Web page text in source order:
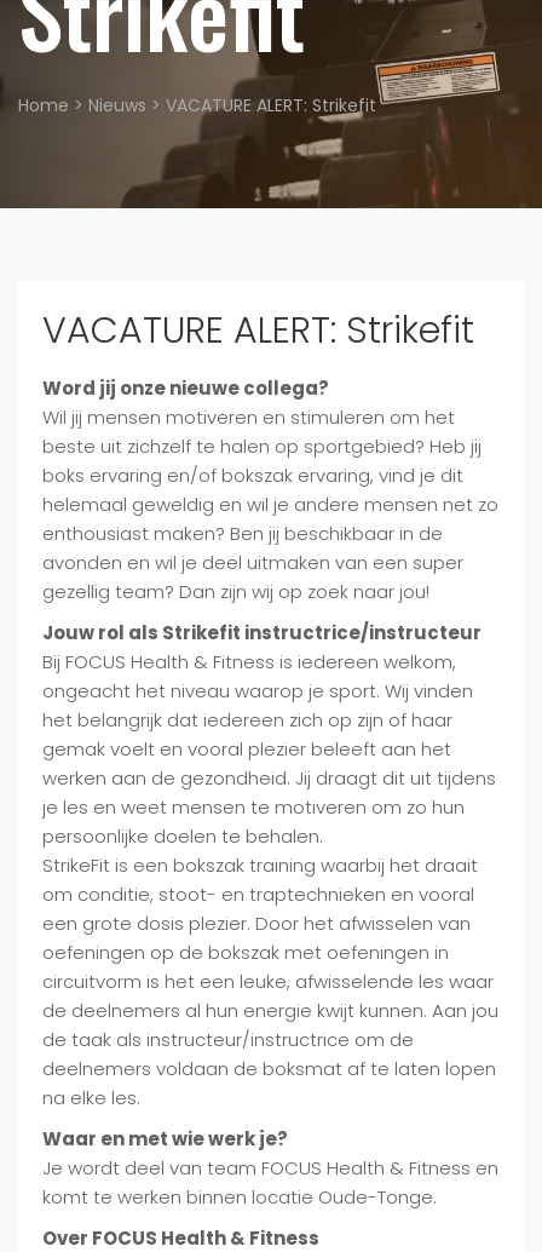
Home > Nieuws > VACATURE ALERT: Strikefit
VACATURE ALERT: Strikefit
Word jij onze nieuwe collega?
Wil jij mensen motiveren en stimuleren om het
beste uit zichzelf te halen op sportgebied? Heb jij
boks ervaring en/of bokszak ervaring, vind je dit
helemaal geweldig en wil je andere mensen net zo
enthousiast maken? Ben jij beschikbaar in de
avonden en wil je deel uitmaken van een super
gezellig team? Dan zijn wij op zoek naar jou!
Jouw rol als Strikefit instructrice/instructeur
Bij FOCUS Health & Fitness is iedereen welkom,
ongeacht het niveau waarop je sport. Wij vinden
het belangrijk dat iedereen zich op zijn of haar
gemak voelt en vooral plezier beleeft aan het
werken aan de gezondheid. Jij draagt dit uit tijdens
je les en weet mensen te motiveren om zo hun
persoonlijke doelen te behalen.
StrikeFit is een bokszak training waarbij het draait
om conditie, stoot- en traptechnieken en vooral
een grote dosis plezier. Door het afwisselen van
oefeningen op de bokszak met oefeningen in
circuitvorm is het een leuke, afwisselende les waar
de deelnemers al hun energie kwijt kunnen. Aan jou
de taak als instructeur/instructrice om de
deelnemers voldaan de boksmat af te laten lopen
na elke les.
Waar en met wie werk je?
Je wordt deel van team FOCUS Health & Fitness en
komt te werken binnen locatie Oude-Tonge.
Over FOCUS Health & Fitness